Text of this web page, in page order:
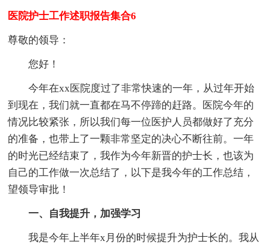
医院护士工作述职报告集合6
尊敬的领导：
您好！
今年在xx医院度过了非常快速的一年，从过年开始
到现在，我们就一直都在马不停蹄的赶路。医院今年的
情况比较紧张，所以我们每一位医护人员都做好了充分
的准备，也带上了一颗非常坚定的决心不断往前。一年
的时光已经结束了，我作为今年新晋的护士长，也该为
自己的工作做一次总结了，以下是我今年的工作总结，
望领导审批！
一、自我提升，加强学习
我是今年上半年x月份的时候提升为护士长的。我从